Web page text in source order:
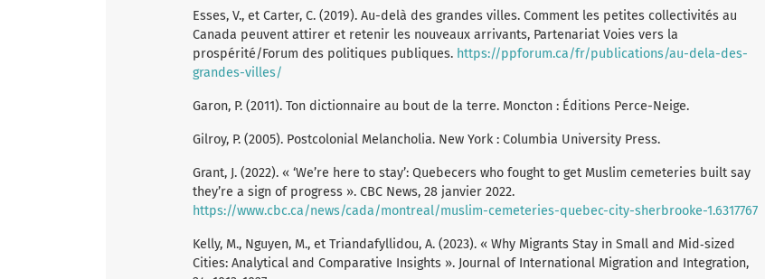
Esses, V., et Carter, C. (2019). Au-delà des grandes villes. Comment les petites collectivités au
Canada peuvent attirer et retenir les nouveaux arrivants, Partenariat Voies vers la
prospérité/Forum des politiques publiques. https://ppforum.ca/fr/publications/au-dela-des-
grandes-villes/
Garon, P. (2011). Ton dictionnaire au bout de la terre. Moncton : Éditions Perce-Neige.
Gilroy, P. (2005). Postcolonial Melancholia. New York : Columbia University Press.
Grant, J. (2022). « ‘We’re here to stay’: Quebecers who fought to get Muslim cemeteries built say
they’re a sign of progress ». CBC News, 28 janvier 2022.
https://www.cbc.ca/news/cada/montreal/muslim-cemeteries-quebec-city-sherbrooke-1.6317767
Kelly, M., Nguyen, M., et Triandafyllidou, A. (2023). « Why Migrants Stay in Small and Mid‑sized
Cities: Analytical and Comparative Insights ». Journal of International Migration and Integration,